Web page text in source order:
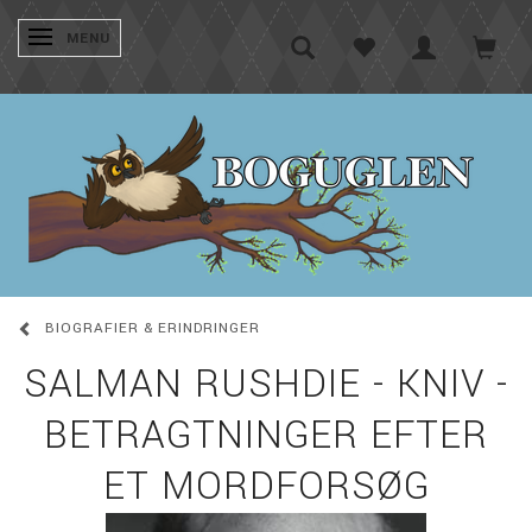
SKIFTE NAVIGATION
MENU
BIOGRAFIER & ERINDRINGER
SALMAN RUSHDIE - KNIV -
BETRAGTNINGER EFTER
ET MORDFORSØG